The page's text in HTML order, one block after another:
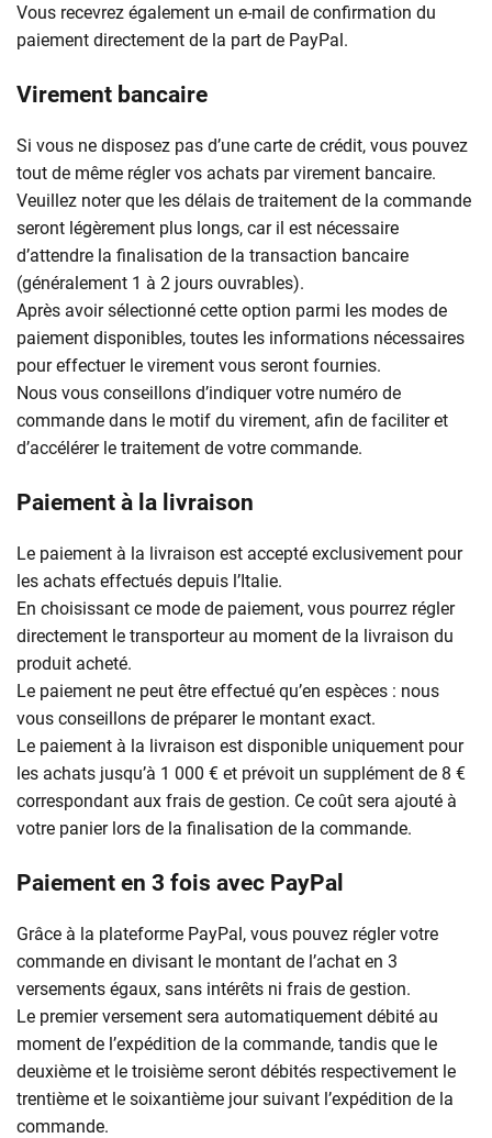
Vous recevrez également un e-mail de confirmation du
paiement directement de la part de PayPal.
Virement bancaire
Si vous ne disposez pas d’une carte de crédit, vous pouvez
tout de même régler vos achats par virement bancaire.
Veuillez noter que les délais de traitement de la commande
seront légèrement plus longs, car il est nécessaire
d’attendre la finalisation de la transaction bancaire
(généralement 1 à 2 jours ouvrables).
Après avoir sélectionné cette option parmi les modes de
paiement disponibles, toutes les informations nécessaires
pour effectuer le virement vous seront fournies.
Nous vous conseillons d’indiquer votre numéro de
commande dans le motif du virement, afin de faciliter et
d’accélérer le traitement de votre commande.
Paiement à la livraison
Le paiement à la livraison est accepté exclusivement pour
les achats effectués depuis l’Italie.
En choisissant ce mode de paiement, vous pourrez régler
directement le transporteur au moment de la livraison du
produit acheté.
Le paiement ne peut être effectué qu’en espèces : nous
vous conseillons de préparer le montant exact.
Le paiement à la livraison est disponible uniquement pour
les achats jusqu’à 1 000 € et prévoit un supplément de 8 €
correspondant aux frais de gestion. Ce coût sera ajouté à
votre panier lors de la finalisation de la commande.
Paiement en 3 fois avec PayPal
Grâce à la plateforme PayPal, vous pouvez régler votre
commande en divisant le montant de l’achat en 3
versements égaux, sans intérêts ni frais de gestion.
Le premier versement sera automatiquement débité au
moment de l’expédition de la commande, tandis que le
deuxième et le troisième seront débités respectivement le
trentième et le soixantième jour suivant l’expédition de la
commande.